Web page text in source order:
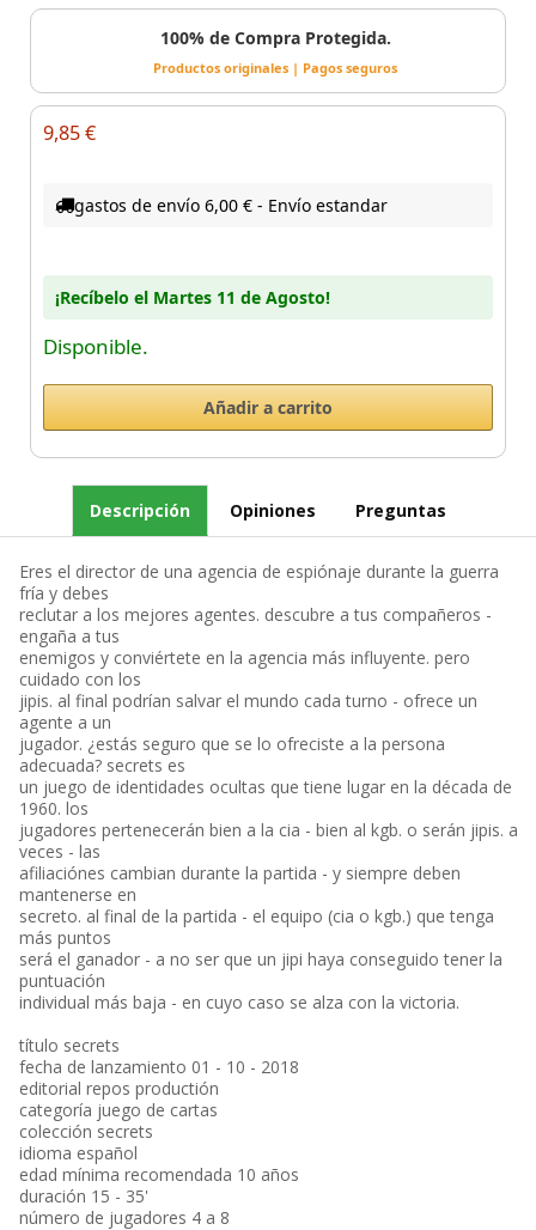
100% de Compra Protegida.
Productos originales | Pagos seguros
9,85 €
gastos de envío 6,00 € - Envío estandar
¡Recíbelo el Martes 11 de Agosto!
Disponible.
Descripción Opiniones Preguntas
Eres el director de una agencia de espiónaje durante la guerra
fría y debes
reclutar a los mejores agentes. descubre a tus compañeros -
engaña a tus
enemigos y conviértete en la agencia más influyente. pero
cuidado con los
jipis. al final podrían salvar el mundo cada turno - ofrece un
agente a un
jugador. ¿estás seguro que se lo ofreciste a la persona
adecuada? secrets es
un juego de identidades ocultas que tiene lugar en la década de
1960. los
jugadores pertenecerán bien a la cia - bien al kgb. o serán jipis. a
veces - las
afiliaciónes cambian durante la partida - y siempre deben
mantenerse en
secreto. al final de la partida - el equipo (cia o kgb.) que tenga
más puntos
será el ganador - a no ser que un jipi haya conseguido tener la
puntuación
individual más baja - en cuyo caso se alza con la victoria.
título secrets
fecha de lanzamiento 01 - 10 - 2018
editorial repos productión
categoría juego de cartas
colección secrets
idioma español
edad mínima recomendada 10 años
duración 15 - 35'
número de jugadores 4 a 8